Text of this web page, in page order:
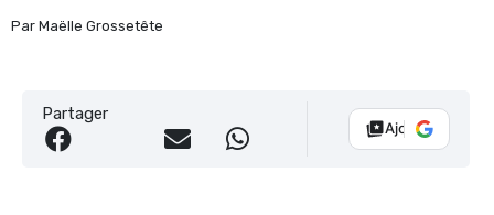
Par Maëlle Grossetête
Partager
Ajouter Vélo